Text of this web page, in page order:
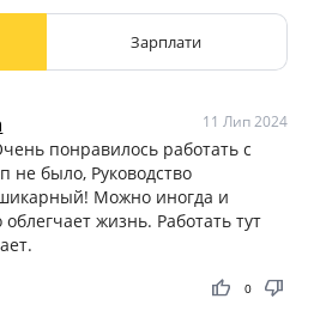
Зарплати
11 Лип 2024
понравилось работать с
не было, Руководство
Можно иногда и
жизнь. Работать тут
thumb_up thumb_down
0